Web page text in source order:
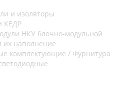
и изоляторы
КЕДР
НКУ блочно-модульной
их наполнение
комплектующие / Фурнитура